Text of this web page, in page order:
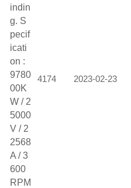
indin
g. S
pecif
icati
on :
9780
00K
W / 2
5000
V / 2
2568
A / 3
600
RPM
4174 2023-02-23